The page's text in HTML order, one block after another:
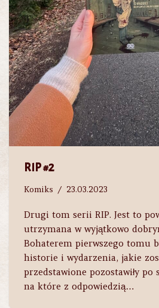
RIP #2
Komiks 23.03.2023
Drugi tom serii RIP. Jest to
utrzymana w wyjątkowo
Bohaterem pierwszego tomu
historie i wydarzenia, jakie
przedstawione pozostawiły po
na które z odpowiedzią…